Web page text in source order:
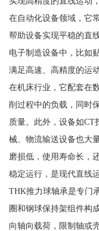
在自动化设备领域，它
帮助设备实现平稳的直
电子制造设备中，比如
满足高速、高精度的运
在机床行业，它配套在
削过程中的负载，同时
质量。此外，设备如
械、物流输送设备也大
磨损低，使用寿命长，
稳定运行，是现代直线
THK推力球轴承是专门
圈和钢球保持架组件构
向轴向载荷，限制轴或